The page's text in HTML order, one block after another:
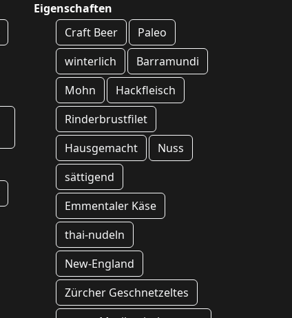
Eigenschaften
Craft Beer
Paleo
winterlich
Barramundi
Mohn
Hackfleisch
Rinderbrustfilet
Hausgemacht
Nuss
sättigend
Emmentaler Käse
thai-nudeln
New-England
Zürcher Geschnetzeltes